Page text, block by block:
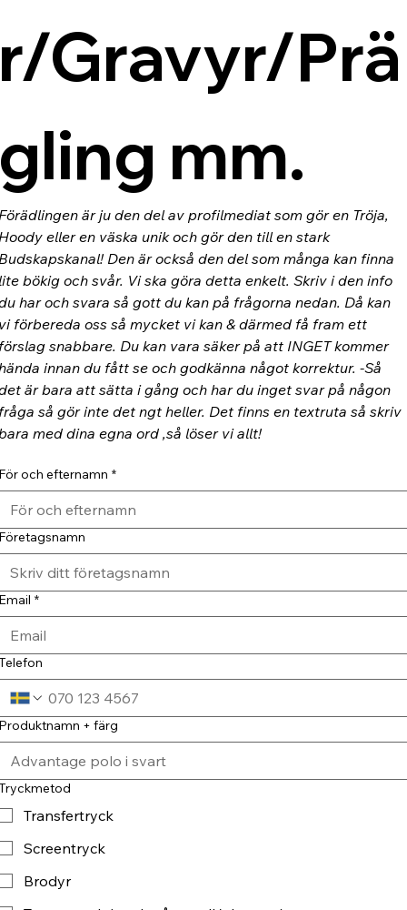
Gravyr/Prä
mm.
är ju den del av profilmediat som gör en Tröja,
eller en väska unik och gör den till en stark
Den är också den del som många kan finna
bökig och svår. Vi ska göra detta enkelt. Skriv i den info
har och svara så gott du kan på frågorna nedan. Då kan
förbereda oss så mycket vi kan & därmed få fram ett
snabbare. Du kan vara säker på att INGET kommer
innan du fått se och godkänna något korrektur. -Så
är bara att sätta i gång och har du inget svar på någon
så gör inte det ngt heller. Det finns en textruta så skriv
med dina egna ord ,så löser vi allt!
och efternamn *
*
+ färg
Transfertryck
Screentryck
Brodyr